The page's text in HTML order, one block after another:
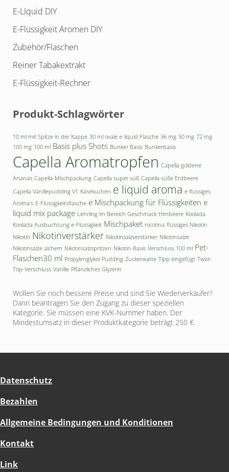
E-LIquid DIY
E-Flüssigkeit Aromen DIY
Zubehör/Flaschen
Reiner Tabakextrakt
E-Flüssigkeit-Rechner
Produkt-Schlagwörter
10 ml mit Spitze in der Kappe 30 ml ovale e-liquid Flasche 36 mg 50 mg 72 mg
100 mg 100 ml Basis plus Shots Bunker Basis Bunkerbasis
Capella Aromatropfen Capella goldene
Ananas Capella-Mischpackung Capella super süß Capella süße Erdbeere
Capella Vanillepudding V1 Käsekuchen e liquid aroma e flüssiges
Aroma's E-Flüssigkeitsflasche e Mischpackung für Flüssigkeiten e
liquid mix package Lehrling im Bereich Geschmack Himbeere Koolada
Koolada Ausbuchtung e-Flüssigkeit Mischpaket nicotina flüssiges Nikotin
Nikotin Nikotinverstärker Nikotinsalzverstärker Nikotinsalze
Nikotinsalze alchem Nikotinsalzspritzen Nikotin-Basis Verschluss 100 ml Pet-
Flaschen30 ml Propylenglykol Pudding Zuckerwatte Tipp eingefügt Twist-
Top-Verschluss Vanille Pflanzliches Glyzerin
Wollen Sie noch bessere Preise und sind Sie Wiederverkäufer?
Dann beantragen Sie den Zugang zu dieser speziellen
Kategorie. Sie müssen eine KVK-Nummer haben. Der
Mindestumsatz in dieser Produktkategorie beträgt 250 €.
Datenschutz
Bezahlen
Allgemeine Bedingungen und Konditionen
Kontakt
Link